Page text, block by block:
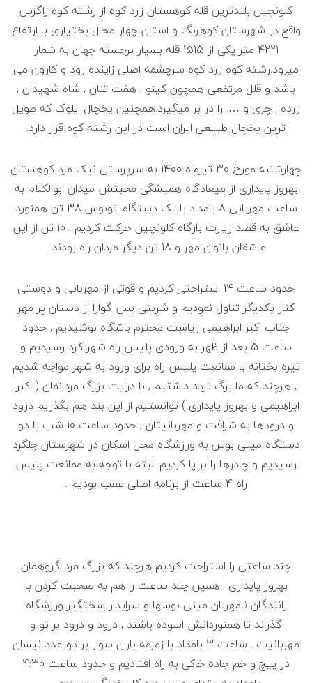
کلونچین بلندترین قله کوهستان زرد کوه از رشته کوه زاگرس
واقع در شهرستان کوهرنگ و استان چهار محال بختیاری با ارتفاع
4221 متر یکی از 1515 قله بسیار برجسته جهان به شمار
میرود.رشته کوه زرد کوه سرچشمه اصلی زاینده رود و کارون می
باشد و قلل مرتفعی همچون کینو , هفت تنان , شاه شهیدان ,
زرده , چری و …. را در بر میگیرد.همچنین یخچال ایلوک که طویل
ترین یخچال طبیعی ایران است در این رشته کوه قرار دارد.
چهارشنبه مورخ 30 تیرماه 1400 به سرپرستی نیک مرد کوهستان
بهروز پایداری از میعادگاه همیشگی محبتش میدان ابوالکلام به
ساعت مهربانی 8 بامداد با یک دستگاه اتوبوس 38 تن همنورد
عاشق به قصد زیارت بارگاه کلونچین حرکت کردیم . 10 تن از این
عاشقان بانوان مهر و 18 تن دیگر مردان راه بودند .
حدود ساعت 14 استراحتی کردیم و قوتی از مهربانی و دوستی
کنار یکدیگر تناول نمودیم و شربتی بس گوارا از دستان پر مهر
جناب اکبر ابراهیمی ریاست محترم باشگاه نوشیدیم , حدود
ساعت 5 بعد از ظهر به ورودی پلیس راه شهر کرد رسیدیم و
تیره بختانه با ممانعت پلیس راه برای ورود به شهر مواجه شدیم
, هرچند که ما برگ تردد داشتیم , با درایت بزرگ مردانمان ( اکبر
ابراهیمی و بهروز پایداری ) توانستیم از این بند هم بگذریم درود
و درودها به شرافت و مهربانیتان , حدود ساعت 10 شب با دو
دستگاه مینی بوس به ورزشگاه محل اسکان در شهرستان چلگرد
رسیدیم و چادرها را بر پا کردیم البته با توجه به ممانعت پلیس
راه 4 ساعت از برنامه اصلی عقب بودیم .
چند ساعتی را استراحت کردیم هرچند که بزرگ مرد گروهمان
بهروز پایداری , همین چند ساعت را هم به صحبت کردن با
رانندگان نامهربان مینی بوسها و سرایدار سختگیر ورزشگاه
گذراند تا همنوردانش اسوده باشند , درود و درود بر تو و
مهربانیت . ساعت 3 بامداد با زمزمه باران سوار بر دو عدد نیسان
در پیچ و خم جاده خاکی به راه افتادیم و حدود ساعت 4:30